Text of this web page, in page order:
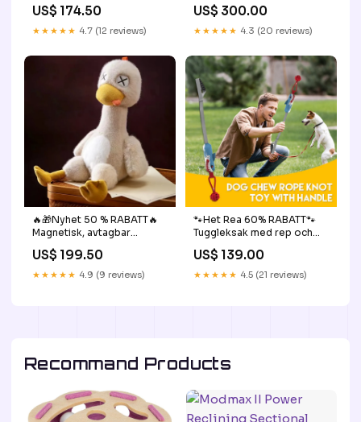
husdjur 🔥 En bästsäljare
2026! Över 5 000 sålda
Färg:Björnbärsrosrosa
US$ 174.50
★★★★★ 4.7 (12 reviews)
Kristallklart vatten utan
kemi | ⏳ Tidsbegränsat
Combo:Deluxe-paket
(joniserare för
soluppvärmd pool +
borsthuvud för
poolrengöring)
US$ 300.00
★★★★★ 4.3 (20 reviews)
🔥🎁Nyhet 50 % RABATT🔥
Magnetisk, avtagbar
mjukleksak i form av en
saltad anka Mildew
remover glue
US$ 199.50
★★★★★ 4.9 (9 reviews)
🐾Het Rea 60% RABATT🐾
Tuggleksak med rep och
handtag för hundar
Färg:Majs
US$ 139.00
★★★★★ 4.5 (21 reviews)
Recommand Products